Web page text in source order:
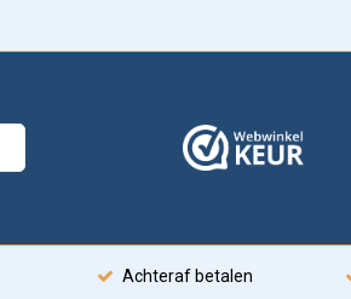
Achteraf betalen